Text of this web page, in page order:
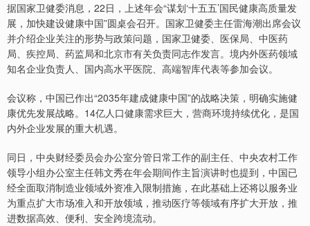
据国家卫健委消息，22日，上述年会“谋划‘十五五’国民健康高质量发
展，加快建设健康中国”圆桌会召开。国家卫健委主任雷海潮出席会议
并介绍企业关注的形势与政策问题，国家卫健委、医保局、中医药
局、疾控局、药监局和北京市有关负责同志作发言。境内外医药领域
知名企业负责人、国内高水平医院、高端智库代表等参加会议。
会议称，中国已作出“2035年建成健康中国”的战略决策，明确实施健
康优先发展战略。14亿人口健康需求巨大，营商环境持续优化，是国
内外企业发展的重大机遇。
同日，中央财经委员会办公室分管日常工作的副主任、中央农村工作
领导小组办公室主任韩文秀在年会期间作主旨演讲时也提到，中国已
经全面取消制造业领域外资准入限制措施，在此基础上还将以服务业
为重点扩大市场准入和开放领域，推动医疗等领域有序扩大开放，推
进数据高效、便利、安全跨境流动。